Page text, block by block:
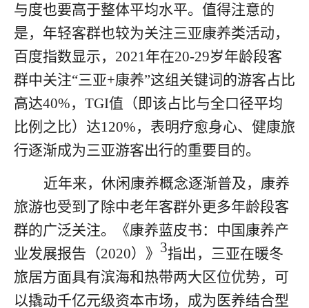
与度也要高于整体平均水平。值得注意的
是，年轻客群也较为关注三亚康养类活动，
百度指数显示， 2021年在20-29岁年龄段客
群中关注“三亚+康养”这组关键词的游客占比
高达40%， TGI值（即该占比与全口径平均
比例之比）达120%， 表明疗愈身心、健康旅
行逐渐成为三亚游客出行的重要目的。
近年来，休闲康养概念逐渐普及，康养
旅游也受到了除中老年客群外更多年龄段客
群的广泛关注。《康养蓝皮书：中国康养产
业发展报告（2020）》 3指出，三亚在暖冬
旅居方面具有滨海和热带两大区位优势，可
以撬动千亿元级资本市场，成为医养结合型